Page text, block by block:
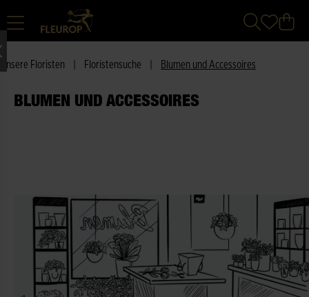
Unsere Floristen Floristensuche Blumen und Accessoires
BLUMEN UND ACCESSOIRES